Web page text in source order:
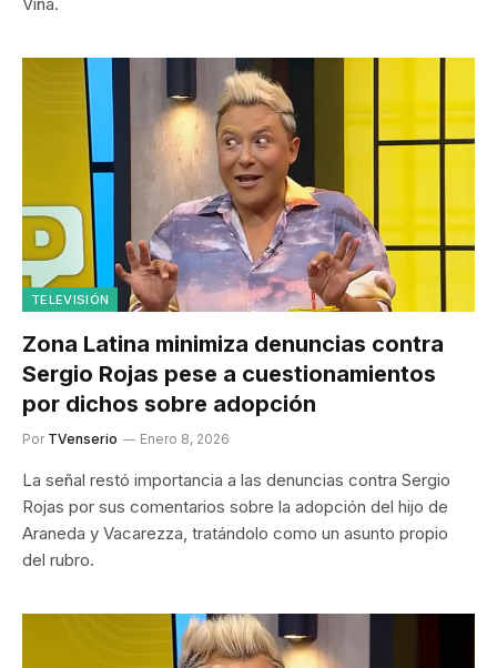
TELEVISIÓN
Zona Latina minimiza denuncias contra
Sergio Rojas pese a cuestionamientos
por dichos sobre adopción
Por TVenserio Enero 8, 2026
La señal restó importancia a las denuncias contra Sergio
Rojas por sus comentarios sobre la adopción del hijo de
Araneda y Vacarezza, tratándolo como un asunto propio
del rubro.